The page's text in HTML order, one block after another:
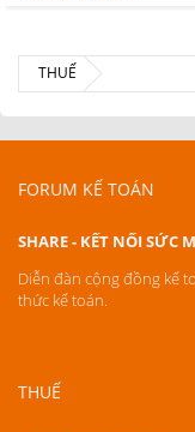
THUẾ
FORUM KẾ TOÁN
SHARE - KẾT NỐI SỨC
Diễn đàn cộng đồng kế
thức kế toán.
THUẾ